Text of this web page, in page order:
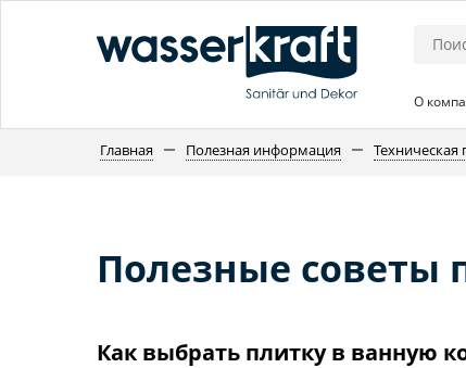
О
Главная Полезная информация Техническая
Полезные советы
Как выбрать плитку в ванную